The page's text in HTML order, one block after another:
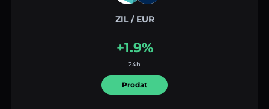
ZIL / EUR
+1.9%
24h
Prodat